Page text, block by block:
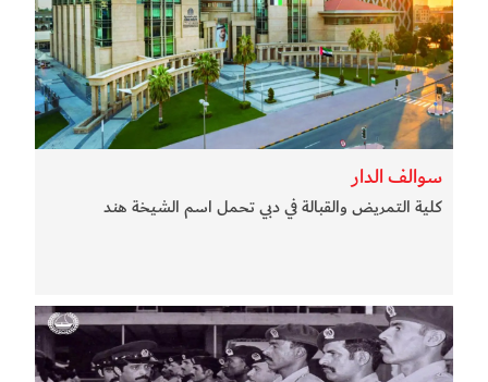
سوالف الدار
كلية التمريض والقبالة في دبي تحمل اسم الشيخة هند